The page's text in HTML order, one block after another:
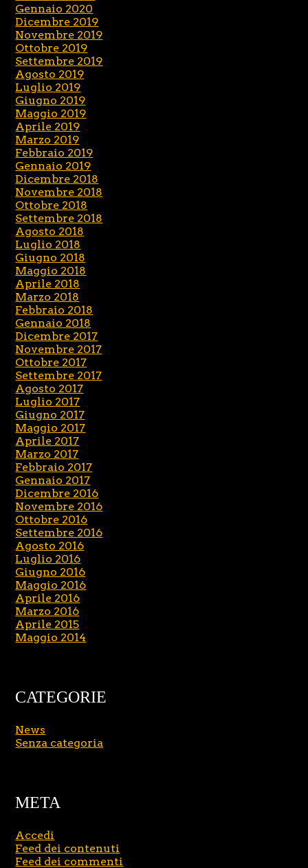
Gennaio 2020
Dicembre 2019
Novembre 2019
Ottobre 2019
Settembre 2019
Agosto 2019
Luglio 2019
Giugno 2019
Maggio 2019
Aprile 2019
Marzo 2019
Febbraio 2019
Gennaio 2019
Dicembre 2018
Novembre 2018
Ottobre 2018
Settembre 2018
Agosto 2018
Luglio 2018
Giugno 2018
Maggio 2018
Aprile 2018
Marzo 2018
Febbraio 2018
Gennaio 2018
Dicembre 2017
Novembre 2017
Ottobre 2017
Settembre 2017
Agosto 2017
Luglio 2017
Giugno 2017
Maggio 2017
Aprile 2017
Marzo 2017
Febbraio 2017
Gennaio 2017
Dicembre 2016
Novembre 2016
Ottobre 2016
Settembre 2016
Agosto 2016
Luglio 2016
Giugno 2016
Maggio 2016
Aprile 2016
Marzo 2016
Aprile 2015
Maggio 2014
CATEGORIE
News
Senza categoria
META
Accedi
Feed dei contenuti
Feed dei commenti